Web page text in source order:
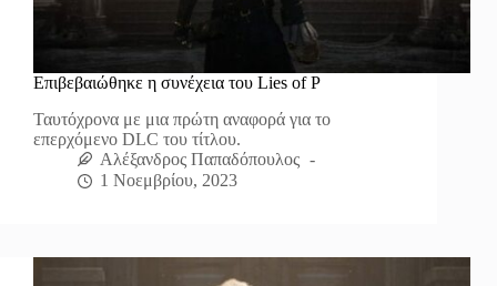
Επιβεβαιώθηκε η συνέχεια του Lies of P
Ταυτόχρονα με μια πρώτη αναφορά για το
επερχόμενο DLC του τίτλου.
Αλέξανδρος Παπαδόπουλος
1 Νοεμβρίου, 2023